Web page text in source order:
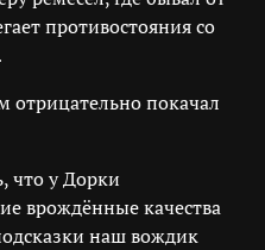
противостояния со
отрицательно покачал
что у Дорки
врождённые качества
наш вождик